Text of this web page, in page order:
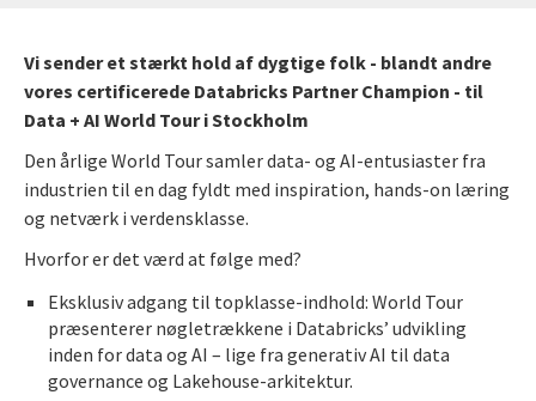
Vi sender et stærkt hold af dygtige folk - blandt andre
vores certificerede Databricks Partner Champion - til
Data + AI World Tour i Stockholm
Den årlige World Tour samler data- og AI-entusiaster fra
industrien til en dag fyldt med inspiration, hands-on læring
og netværk i verdensklasse.
Hvorfor er det værd at følge med?
Eksklusiv adgang til topklasse-indhold: World Tour
præsenterer nøgletrækkene i Databricks’ udvikling
inden for data og AI – lige fra generativ AI til data
governance og Lakehouse-arkitektur.